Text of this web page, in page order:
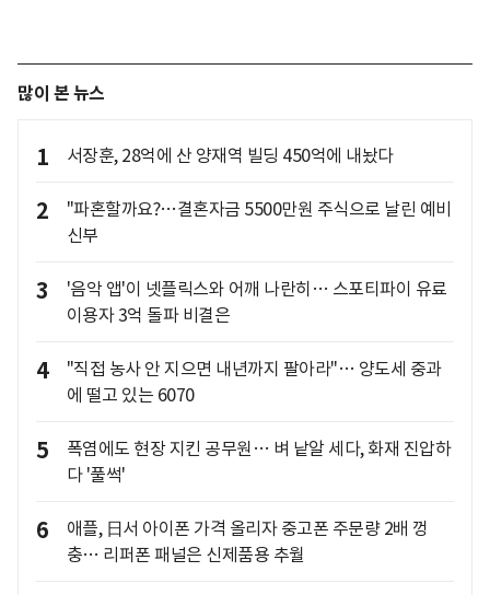
많이 본 뉴스
1 서장훈, 28억에 산 양재역 빌딩 450억에 내놨다
2
"파혼할까요?…결혼자금 5500만원 주식으로 날린 예비
신부
3
'음악 앱'이 넷플릭스와 어깨 나란히… 스포티파이 유료
이용자 3억 돌파 비결은
4
"직접 농사 안 지으면 내년까지 팔아라"… 양도세 중과
에 떨고 있는 6070
5
폭염에도 현장 지킨 공무원… 벼 낱알 세다, 화재 진압하
다 '풀썩'
6
애플, 日서 아이폰 가격 올리자 중고폰 주문량 2배 껑
충… 리퍼폰 패널은 신제품용 추월